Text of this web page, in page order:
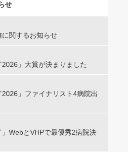
せ
関するお知らせ
2026」大賞が決まりました
2026」ファイナリスト4病院出
」WebとVHPで最優秀2病院決